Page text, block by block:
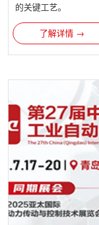
的关键工艺。
了解详情 →